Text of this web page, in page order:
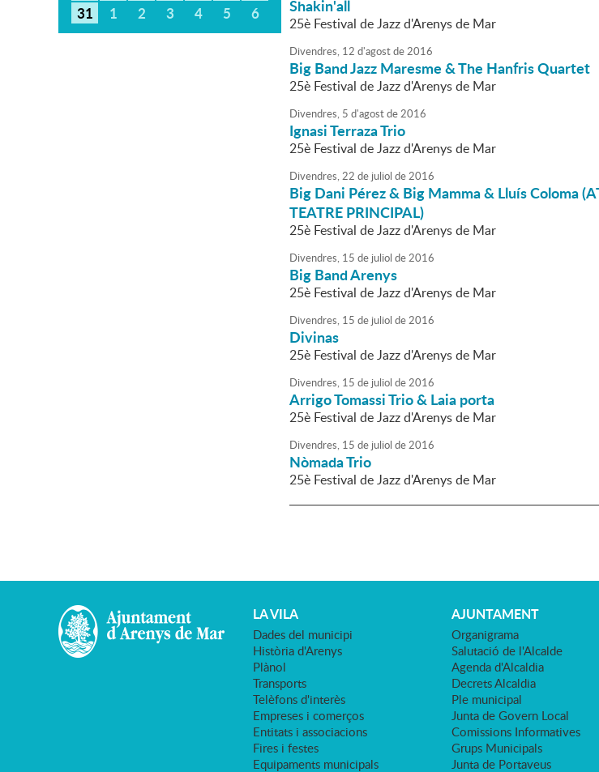
31
1 2 3 4 5 6 Shakin'all
25è Festival de Jazz d'Arenys de Mar
Divendres, 12 d'agostde2016
Big Band Jazz Maresme & The Hanfris Quartet
25è Festival de Jazz d'Arenys de Mar
Divendres, 5 d'agostde2016
Ignasi Terraza Trio
25è Festival de Jazz d'Arenys de Mar
Divendres,22 de juliol de2016
Big Dani Pérez & Big Mamma & Lluís Coloma
TEATRE PRINCIPAL)
25è Festival de Jazz d'Arenys de Mar
Divendres, 15 de juliol de2016
Big Band Arenys
25è Festival de Jazz d'Arenys de Mar
Divendres, 15 de juliol de2016
Divinas
25è Festival de Jazz d'Arenys de Mar
Divendres, 15 de juliol de2016
Arrigo Tomassi Trio & Laia porta
25è Festival de Jazz d'Arenys de Mar
Divendres, 15 de juliol de2016
Nòmada Trio
25è Festival de Jazz d'Arenys de Mar
LA VILA
Dades del municipi
Història d'Arenys
Plànol
Transports
Telèfons d'interès
Empreses i comerços
Entitats i associacions
Fires i festes
Equipaments municipals
AJUNTAMENT
Organigrama
Salutació de l'Alcalde
Agenda d'Alcaldia
Decrets Alcaldia
Ple municipal
Junta de Govern Local
Comissions Informatives
Grups Municipals
Junta de Portaveus